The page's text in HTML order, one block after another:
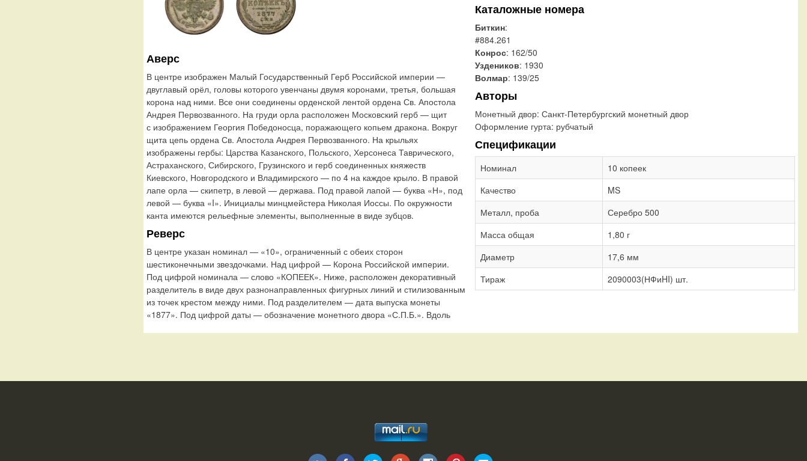
Аверс
В центре изображен Малый Государственный Герб Российской империи —
двуглавый орёл, головы которого увенчаны двумя коронами, третья, большая
корона над ними. Все они соединены орденской лентой ордена Св. Апостола
Андрея Первозванного. На груди орла расположен Московский герб — щит
с изображением Георгия Победоносца, поражающего копьем дракона. Вокруг
щита цепь ордена Св. Апостола Андрея Первозванного. На крыльях
изображены гербы: Царства Казанского, Польского, Херсонеса Таврического,
Астраханского, Сибирского, Грузинского и герб соединенных княжеств
Киевского, Новгородского и Владимирского — по 4 на каждое крыло. В правой
лапе орла — скипетр, в левой — держава. Под правой лапой — буква «Н», под
левой — буква «I». Инициалы минцмейстера Николая Иоссы. По окружности
канта имеются рельефные элементы, выполненные в виде зубцов.
Реверс
В центре указан номинал — «10», ограниченный с обеих сторон
шестиконечными звездочками. Над цифрой — Корона Российской империи.
Под цифрой номинала — слово «КОПЕЕК». Ниже, расположен декоративный
разделитель в виде двух разнонаправленных фигурных линий и стилизованным
из точек крестом между ними. Под разделителем — дата выпуска монеты
«1877». Под цифрой даты — обозначение монетного двора «С.П.Б.». Вдоль
Каталожные номера
Биткин:
#884.261
Конрос: 162/50
Уздеников: 1930
Волмар: 139/25
Авторы
Монетный двор: Санкт-Петербургский монетный двор
Оформление гурта: рубчатый
Спецификации
Номинал
10 копеек
Качество
MS
Металл, проба
Серебро 500
Масса общая
1,80 г
Диаметр
17,6 мм
Тираж
2090003(НФиHI) шт.